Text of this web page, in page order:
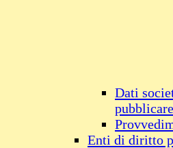
Dati
Enti di diritto